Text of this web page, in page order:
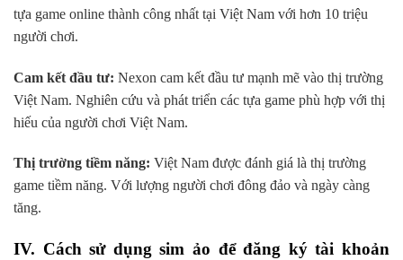
tựa game online thành công nhất tại Việt Nam với hơn 10 triệu
người chơi.
Cam kết đầu tư: Nexon cam kết đầu tư mạnh mẽ vào thị trường
Việt Nam. Nghiên cứu và phát triển các tựa game phù hợp với thị
hiếu của người chơi Việt Nam.
Thị trường tiềm năng: Việt Nam được đánh giá là thị trường
game tiềm năng. Với lượng người chơi đông đảo và ngày càng
tăng.
IV. Cách sử dụng sim ảo để đăng ký tài khoản